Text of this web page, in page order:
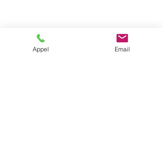
Appel Email